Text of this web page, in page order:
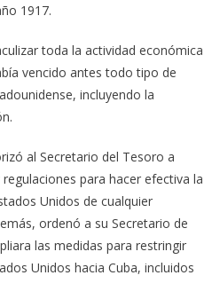
1917.
toda la actividad económica
vencido antes todo tipo de
incluyendo la
al Secretario del Tesoro a
para hacer efectiva la
Unidos de cualquier
ordenó a su Secretario de
las medidas para restringir
Unidos hacia Cuba, incluidos